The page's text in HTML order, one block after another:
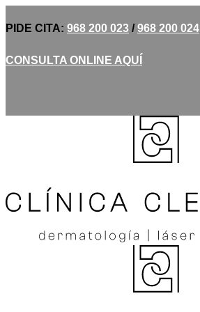
PIDE CITA: 968 200 023 /968 200 024
CONSULTA ONLINE AQUÍ